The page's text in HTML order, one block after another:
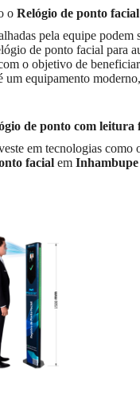
o Relógio de ponto facial
pela equipe
de ponto facial para
o objetivo de
um equipamento
de ponto com leitura
em tecnologias como
facial em Inhambupe